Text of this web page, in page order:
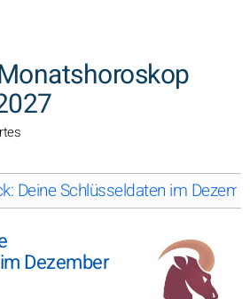
Deine Schlüsseldaten im
Dezember